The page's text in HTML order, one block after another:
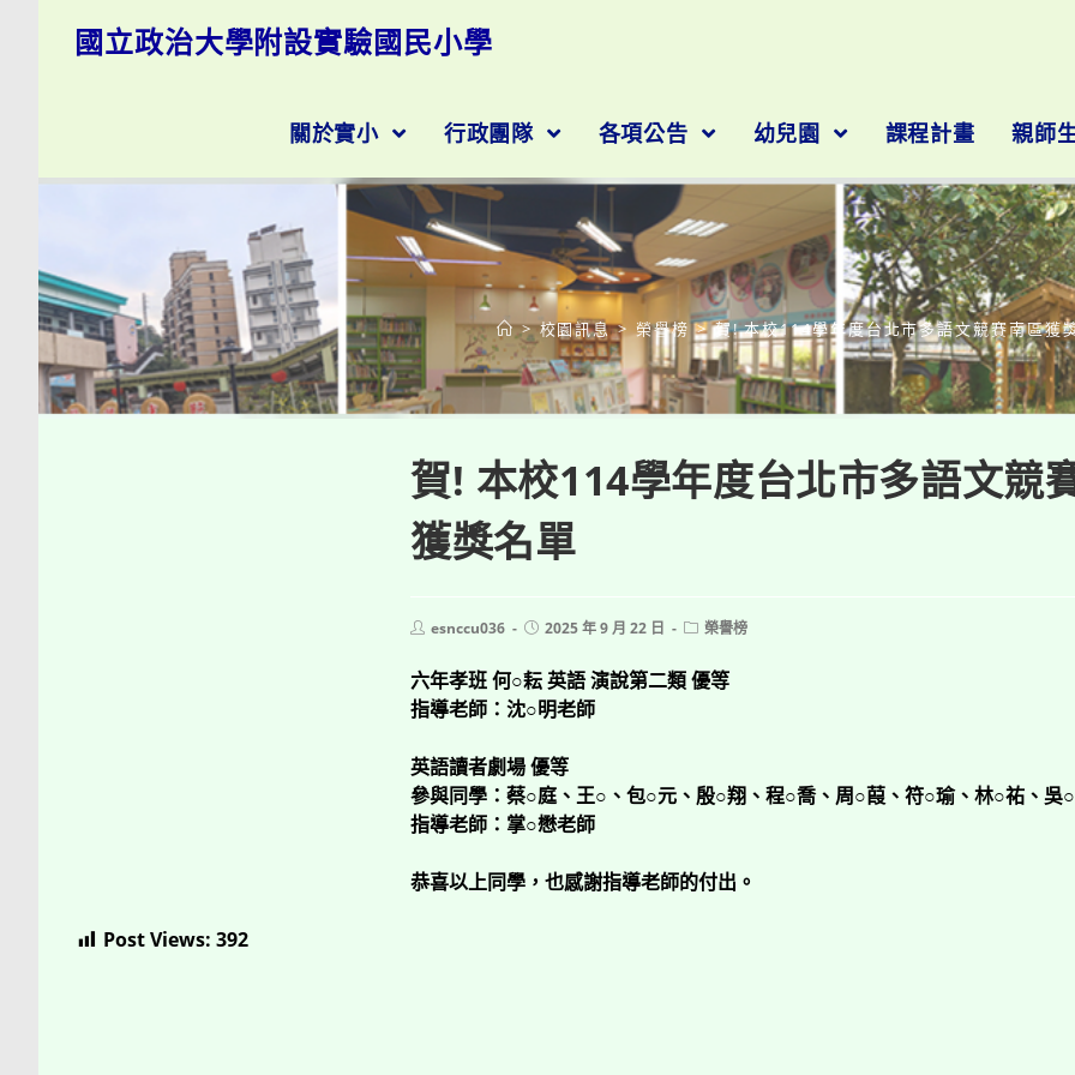
國立政治大學附設實驗國民小學
關於實小 行政團隊 各項公告 幼兒園 課程計畫 親師
部落格
> 校園訊息 > 榮譽榜 > 賀! 本校114學年度台北市多語文競賽南區獲
賀! 本校114學年度台北市多語文競
獲獎名單
Postesnccu036
Post2025 年 9 月 22 日
Post榮譽榜
六年孝班 何○耘 英語 演說第二類優等
指導老師：沈○明老師
英語讀者劇場優等
參與同學：蔡○庭、王○、包○元、殷○翔、程○喬、周○葭、符○瑜、林○祐、吳
指導老師：掌○懋老師
恭喜以上同學，也感謝指導老師的付出。
Post Views: 392